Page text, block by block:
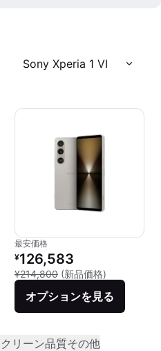
Sony Xperia 1 VI
較：¥99,800
最安価格
リファービッシュ品の価格：
¥126,583
¥214,800 (新品価格)
オプションを見る
リーン品質その他